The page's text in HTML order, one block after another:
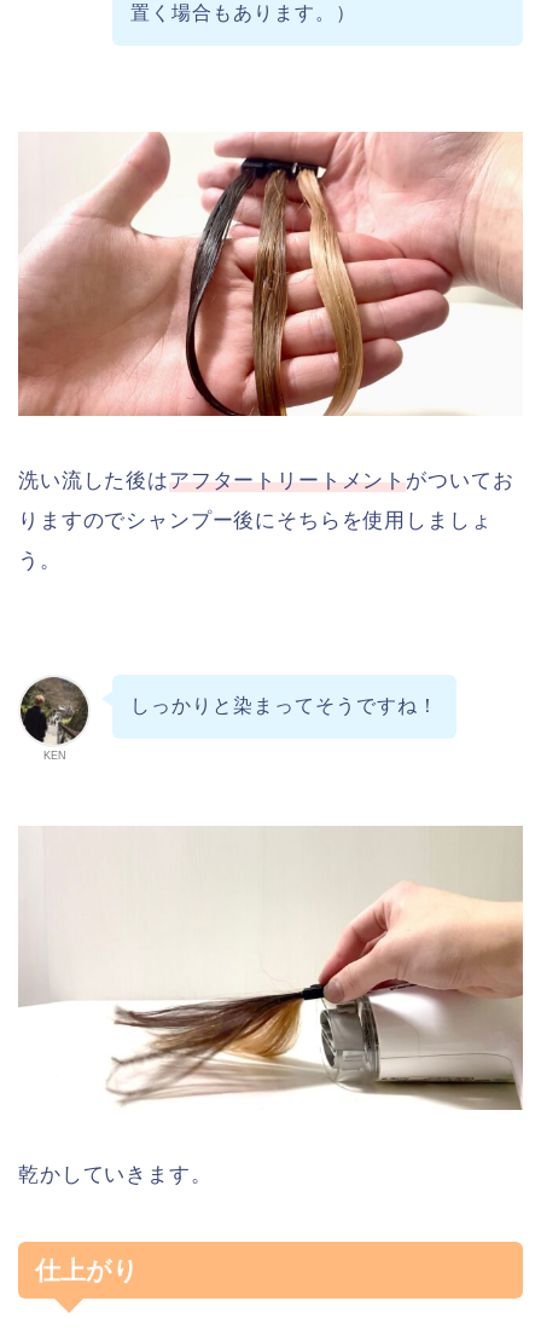
置く場合もあります。）
洗い流した後はアフタートリートメントがついてお
りますのでシャンプー後にそちらを使用しましょ
う。
KEN
しっかりと染まってそうですね！
乾かしていきます。
仕上がり